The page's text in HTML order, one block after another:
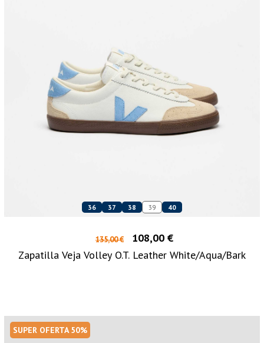
36 37 38 39 40
135,00 €
108,00 €
Zapatilla Veja Volley O.T. Leather White/Aqua/Bark
SUPER OFERTA 50%